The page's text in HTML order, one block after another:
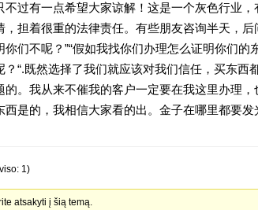
不过有一点希望大家谅解！这是一个灰色行业
，担着很重的法律责任。有些朋友咨询半天，
你们不呢？”“假如我找你们办理怎么证明你们的
？“.既然选择了我们就应该对我们信任，买东西
的。我从来不催我的客户一定要在我这里办理
西是的，我相信大家看的出。金子在哪里都要发
1)
atsakyti į šią temą.